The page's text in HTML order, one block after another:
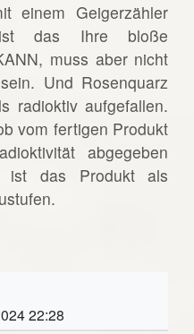
einem Geigerzähler
das Ihre bloße
muss aber nicht
Und Rosenquarz
radioktiv aufgefallen.
vom fertigen Produkt
abgegeben
ist das Produkt als
22:28